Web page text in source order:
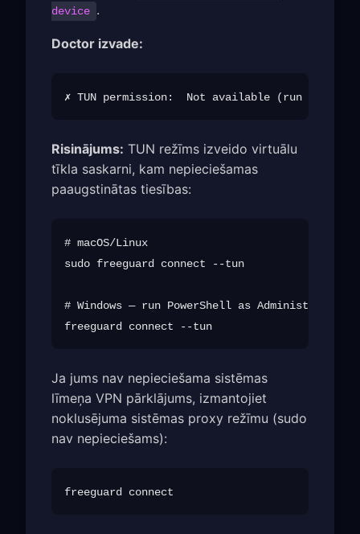
device .
Doctor izvade:
Risinājums: TUN režīms izveido virtuālu
tīkla saskarni, kam nepieciešamas
paaugstinātas tiesības:
# macOS/Linux
sudo freeguard connect --tun
# Windows — run PowerShell as Administrator
Ja jums nav nepieciešama sistēmas
līmeņa VPN pārklājums, izmantojiet
noklusējuma sistēmas proxy režīmu (sudo
nav nepieciešams):